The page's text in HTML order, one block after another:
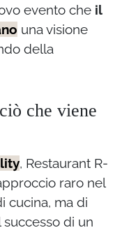
evento che il
una visione
della
che viene
, Restaurant R-
raro nel
cucina, ma di
di un